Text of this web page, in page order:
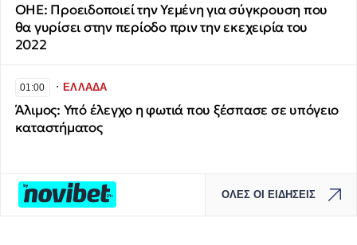
ΟΗΕ: Προειδοποιεί την Υεμένη για σύγκρουση που
θα γυρίσει στην περίοδο πριν την εκεχειρία του
2022
01:00 ∙ΕΛΛΑΔΑ
Άλιμος: Υπό έλεγχο η φωτιά που ξέσπασε σε υπόγειο
καταστήματος
ΟΛΕΣ ΟΙ ΕΙΔΗΣΕΙΣ